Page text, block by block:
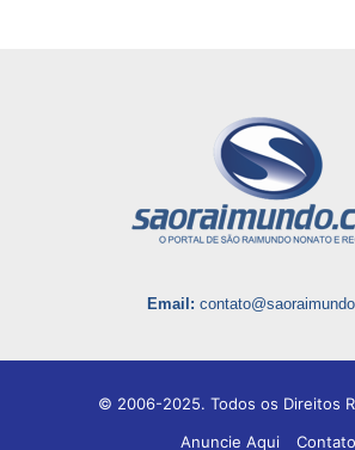
Email:
© 2006-2025. Todos os Direitos
Anuncie Aqui
Contato